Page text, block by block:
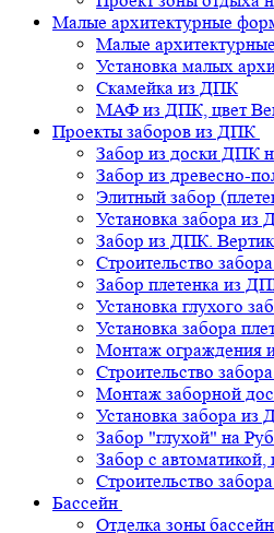
Малые архитектурные
Малые
Установка малых
Скамейка из ДПК
МАФ из ДПК, цвет
Проекты заборов из ДПК
Забор из доски ДПК
Забор из древесно-
Элитный забор
Установка забора из
Забор из ДПК.
Строительство
Забор плетенка из
Установка глухого
Установка забора
Монтаж ограждения
Строительство
Монтаж заборной
Установка забора
Забор "глухой" на
Забор с автоматикой,
Строительство
Бассейн
Отделка зоны